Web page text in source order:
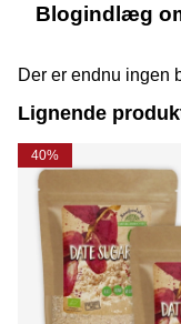
Blogindlæg
Der er endnu ingen
Lignende
40%